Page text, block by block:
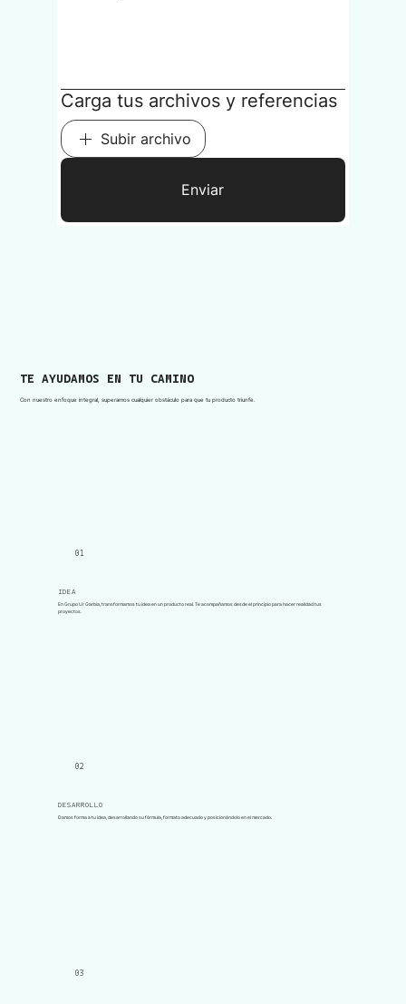
Carga tus archivos y referencias
Subir archivo
Enviar
TE AYUDAMOS EN TU CAMINO
Con nuestro enfoque integral, superamos cualquier obstáculo para que tu producto triunfe.
01
IDEA
En Grupo Ur Garbia, transformamos tu idea en un producto real. Te acompañamos desde el principio para hacer realidad tus
proyectos.
02
DESARROLLO
Damos forma a tu idea, desarrollando su fórmula, formato adecuado y posicionándolo en el mercado.
03